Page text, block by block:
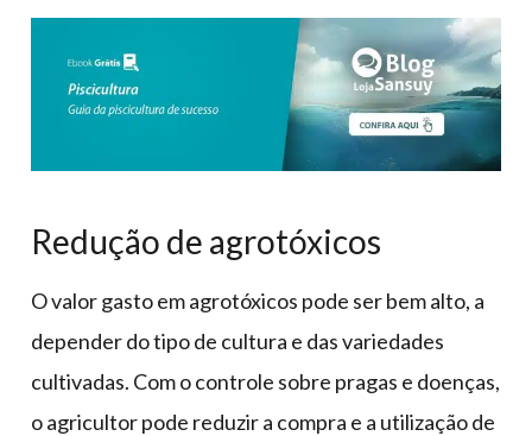
Redução de agrotóxicos
O valor gasto em agrotóxicos pode ser bem alto, a
depender do tipo de cultura e das variedades
cultivadas. Com o controle sobre pragas e doenças,
o agricultor pode reduzir a compra e a utilização de